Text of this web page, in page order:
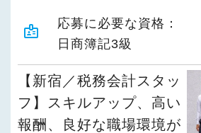
badge
応募に必要な資格：
日商簿記3級
【新宿／税務会計スタッ
フ】スキルアップ、高い
報酬、良好な職場環境が